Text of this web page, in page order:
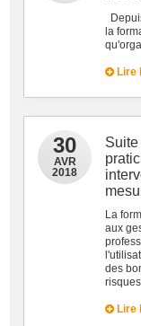
la
Lire
30
AVR
2018
La
aux
des
Lire